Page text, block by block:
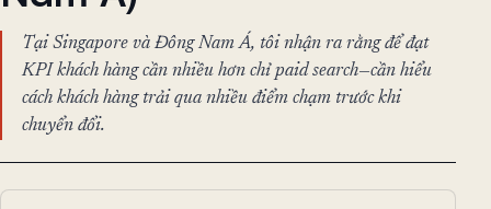
Tại Singapore và Đông Nam Á, tôi nhận ra rằng để đạt
KPI khách hàng cần nhiều hơn chỉ paid search—cần hiểu
cách khách hàng trải qua nhiều điểm chạm trước khi
chuyển đổi.